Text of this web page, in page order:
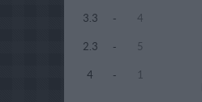
3.3 - 4
2.3 - 5
4 - 1